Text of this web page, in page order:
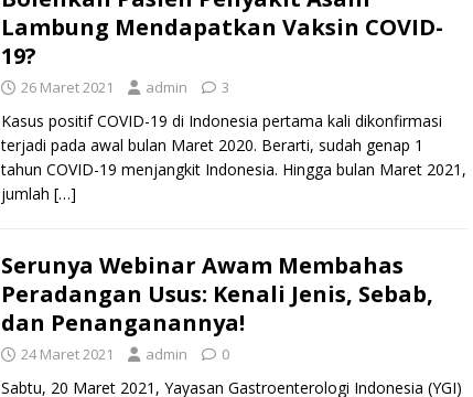
Lambung Mendapatkan Vaksin COVID-
19?
26 Maret 2021 admin 3
Kasus positif COVID-19 di Indonesia pertama kali dikonfirmasi
terjadi pada awal bulan Maret 2020. Berarti, sudah genap 1
tahun COVID-19 menjangkit Indonesia. Hingga bulan Maret 2021,
jumlah […]
Serunya Webinar Awam Membahas
Peradangan Usus: Kenali Jenis, Sebab,
dan Penanganannya!
24 Maret 2021 admin 0
Sabtu, 20 Maret 2021, Yayasan Gastroenterologi Indonesia (YGI)